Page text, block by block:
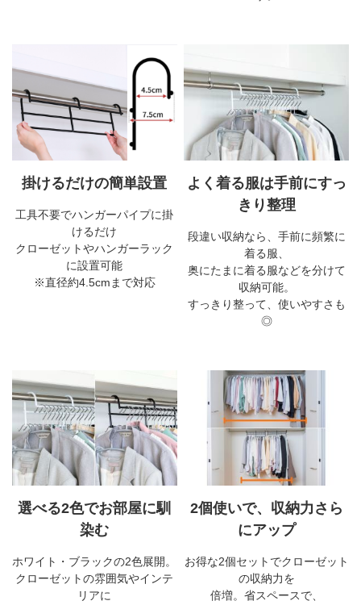
掛けるだけの簡単設置
工具不要でハンガーパイプに掛
けるだけ
クローゼットやハンガーラック
に設置可能
※直径約4.5cmまで対応
よく着る服は手前にすっ
きり整理
段違い収納なら、手前に頻繁に
着る服、
奥にたまに着る服などを分けて
収納可能。
すっきり整って、使いやすさも
◎
選べる2色でお部屋に馴
染む
ホワイト・ブラックの2色展開。
クローゼットの雰囲気やインテ
リアに
2個使いで、収納力さら
にアップ
お得な2個セットでクローゼット
の収納力を
倍増。省スペースで、